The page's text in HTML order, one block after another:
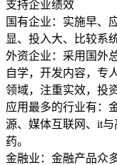
支持企业绩效
国有企业：实施早、
显、投入大、比较系
外资企业：采用国外
自学，开发内容，专
领域，注重实效，投
应用最多的行业有：
源、媒体互联网、it
药。
金融业：金融产品众